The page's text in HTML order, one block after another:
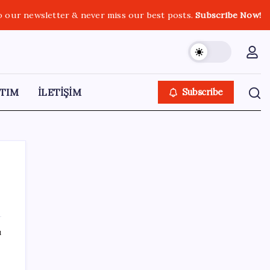
our newsletter & never miss our best posts.Subscribe Now!
İLETİŞİM Subscribe